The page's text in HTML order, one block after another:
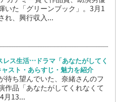
いた「グリーンブック」。3月1
れ、興行収入...
レス生活…ドラマ「あなたがしてく
スト・あらすじ・魅力を紹介
待ち望んでいた、奈緒さんのフ
作品「あなたがしてくれなくて
月13...